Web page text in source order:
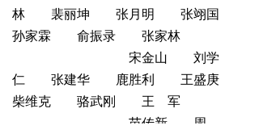
林 裴丽坤 张月明 张翊国
孙家霖 俞振录 张家林
宋金山 刘学
仁 张建华 鹿胜利 王盛庚
柴维克 骆武刚 王 军
苗传新 周